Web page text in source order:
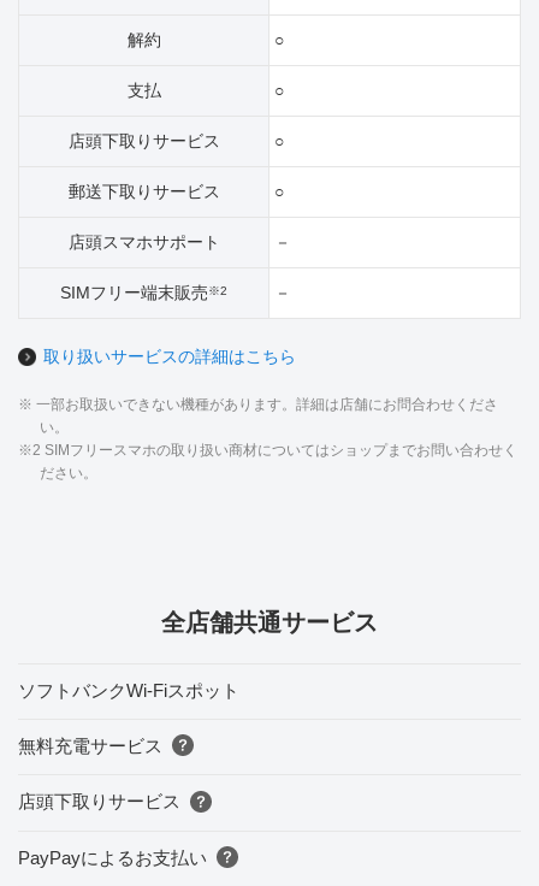
解約 ○
支払 ○
店頭下取りサービス ○
郵送下取りサービス ○
店頭スマホサポート －
SIMフリー端末販売※2 －
取り扱いサービスの詳細はこちら
※ 一部お取扱いできない機種があります。詳細は店舗にお問合わせくださ
い。
※2 SIMフリースマホの取り扱い商材についてはショップまでお問い合わせく
ださい。
全店舗共通サービス
ソフトバンクWi-Fiスポット
無料充電サービス
店頭下取りサービス
PayPayによるお支払い